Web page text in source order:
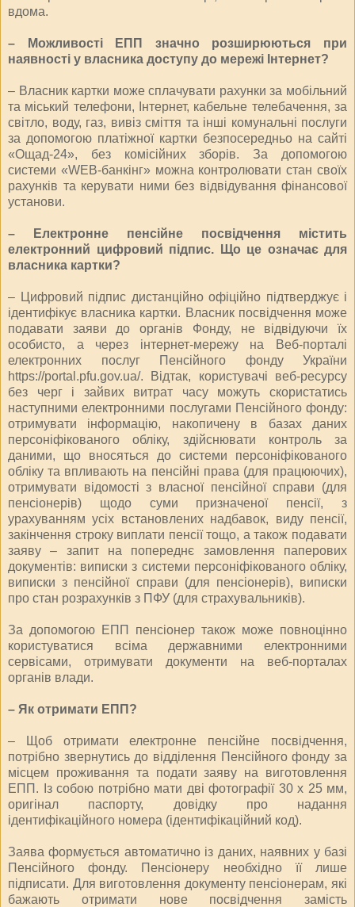
вдома.
– Можливості ЕПП значно розширюються при
наявності у власника доступу до мережі Інтернет?
– Власник картки може сплачувати рахунки за мобільний
та міський телефони, Інтернет, кабельне телебачення, за
світло, воду, газ, вивіз сміття та інші комунальні послуги
за допомогою платіжної картки безпосередньо на сайті
«Ощад-24», без комісійних зборів. За допомогою
системи «WEB-банкінг» можна контролювати стан своїх
рахунків та керувати ними без відвідування фінансової
установи.
– Електронне пенсійне посвідчення містить
електронний цифровий підпис. Що це означає для
власника картки?
– Цифровий підпис дистанційно офіційно підтверджує і
ідентифікує власника картки. Власник посвідчення може
подавати заяви до органів Фонду, не відвідуючи їх
особисто, а через інтернет-мережу на Веб-порталі
електронних послуг Пенсійного фонду України
https://portal.pfu.gov.ua/. Відтак, користувачі веб-ресурсу
без черг і зайвих витрат часу можуть скористатись
наступними електронними послугами Пенсійного фонду:
отримувати інформацію, накопичену в базах даних
персоніфікованого обліку, здійснювати контроль за
даними, що вносяться до системи персоніфікованого
обліку та впливають на пенсійні права (для працюючих),
отримувати відомості з власної пенсійної справи (для
пенсіонерів) щодо суми призначеної пенсії, з
урахуванням усіх встановлених надбавок, виду пенсії,
закінчення строку виплати пенсії тощо, а також подавати
заяву – запит на попереднє замовлення паперових
документів: виписки з системи персоніфікованого обліку,
виписки з пенсійної справи (для пенсіонерів), виписки
про стан розрахунків з ПФУ (для страхувальників).
За допомогою ЕПП пенсіонер також може повноцінно
користуватися всіма державними електронними
сервісами, отримувати документи на веб-порталах
органів влади.
– Як отримати ЕПП?
– Щоб отримати електронне пенсійне посвідчення,
потрібно звернутись до відділення Пенсійного фонду за
місцем проживання та подати заяву на виготовлення
ЕПП. Із собою потрібно мати дві фотографії 30 х 25 мм,
оригінал паспорту, довідку про надання
ідентифікаційного номера (ідентифікаційний код).
Заява формується автоматично із даних, наявних у базі
Пенсійного фонду. Пенсіонеру необхідно її лише
підписати. Для виготовлення документу пенсіонерам, які
бажають отримати нове посвідчення замість